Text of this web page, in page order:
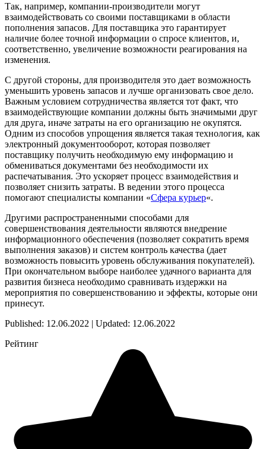
Так, например, компании-производители могут
взаимодействовать со своими поставщиками в области
пополнения запасов. Для поставщика это гарантирует
наличие более точной информации о спросе клиентов, и,
соответственно, увеличение возможности реагирования на
изменения.
С другой стороны, для производителя это дает возможность
уменьшить уровень запасов и лучше организовать свое дело.
Важным условием сотрудничества является тот факт, что
взаимодействующие компании должны быть значимыми друг
для друга, иначе затраты на его организацию не окупятся.
Одним из способов упрощения является такая технология, как
электронный документооборот, которая позволяет
поставщику получить необходимую ему информацию и
обмениваться документами без необходимости их
распечатывания. Это ускоряет процесс взаимодействия и
позволяет снизить затраты. В ведении этого процесса
помогают специалисты компании «Сфера курьер«.
Другими распространенными способами для
совершенствования деятельности являются внедрение
информационного обеспечения (позволяет сократить время
выполнения заказов) и систем контроль качества (дает
возможность повысить уровень обслуживания покупателей).
При окончательном выборе наиболее удачного варианта для
развития бизнеса необходимо сравнивать издержки на
мероприятия по совершенствованию и эффекты, которые они
принесут.
Published: 12.06.2022 | Updated: 12.06.2022
Рейтинг